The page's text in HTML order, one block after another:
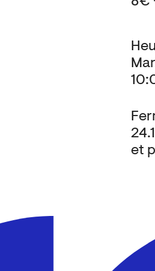
et